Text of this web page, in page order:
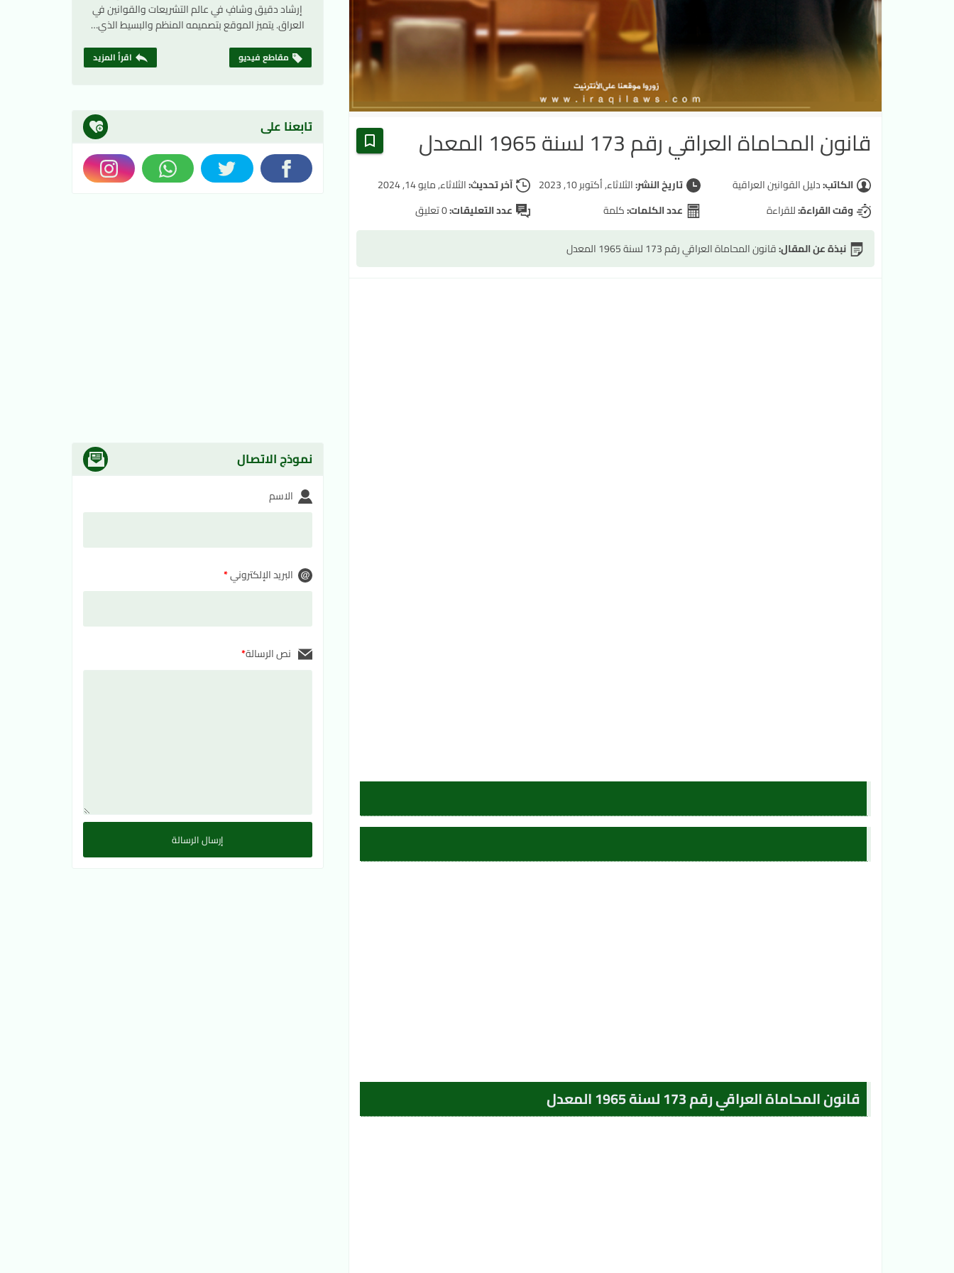
قانون المحاماة العراقي رقم 173 لسنة 1965 المعدل
الكاتب:دليل القوانين العراقية تاريخ النشر:الثلاثاء, أكتوبر 10, 2023 آخر تحديث:الثلاثاء, مايو 14, 2024
وقت القراءة:للقراءة عدد الكلمات:كلمة عدد التعليقات:0 تعليق
نبذة عن المقال:قانون المحاماة العراقي رقم 173 لسنة 1965 المعدل
قانون المحاماة العراقي رقم 173 لسنة 1965 المعدل
إرشاد دقيق وشافٍ في عالم التشريعات والقوانين في
العراق. يتميز الموقع بتصميمه المنظم والبسيط الذي…
مقاطع فيديو اقرأ المزيد
تابعنا على
نموذج الاتصال
الاسم
البريد الإلكتروني*
نص الرسالة*
إرسال الرسالة